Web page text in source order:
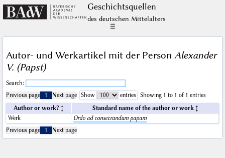
Geschichts­quellen
des deutschen Mittelalters
☰
Autor- und Werkartikel mit der Person Alexander
V. (Papst)
Search:
Previous page
1 Next page Show entries
Showing 1 to 1 of 1 entries
Author or work?
Standard name of the author or work
Werk
Ordo ad consecrandum papam
Previous page
1 Next page